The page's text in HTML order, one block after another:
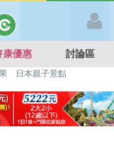
康優惠 討論區
親子餐廳
溫泉泡湯SPA